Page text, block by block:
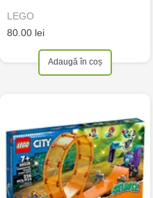
LEGO
80.00 lei
Adaugă în coș